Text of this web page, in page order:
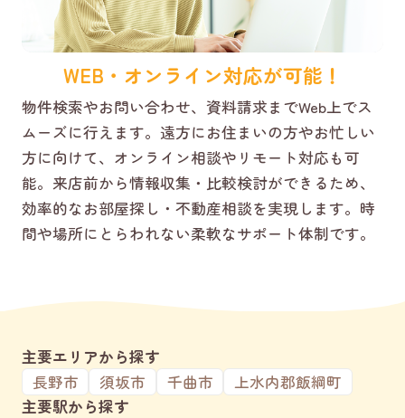
WEB・オンライン対応が可能！
物件検索やお問い合わせ、資料請求までWeb上でス
ムーズに行えます。遠方にお住まいの方やお忙しい
方に向けて、オンライン相談やリモート対応も可
能。来店前から情報収集・比較検討ができるため、
効率的なお部屋探し・不動産相談を実現します。時
間や場所にとらわれない柔軟なサポート体制です。
主要エリアから探す
長野市
須坂市 千曲市
上水内郡飯綱町
主要駅から探す